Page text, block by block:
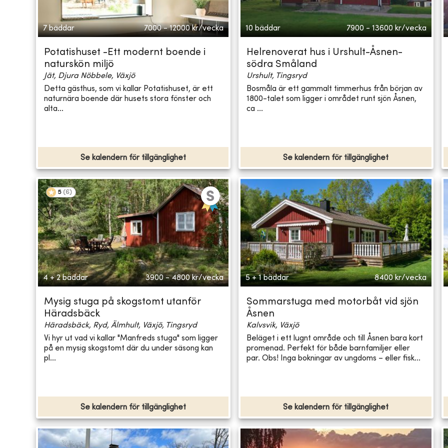
7 bäddar 7000 - 12000 kr/vecka
Potatishuset -Ett modernt boende i
naturskön miljö
Jät, Djura Nöbbele, Växjö
Detta gästhus, som vi kallar Potatishuset, är ett
naturnära boende där husets stora fönster och
alta...
Se kalendern för tillgänglighet
10 bäddar 7900 - 13600 kr/vecka
Helrenoverat hus i Urshult-Åsnen-
södra Småland
Urshult, Tingsryd
Bosmåla är ett gammalt timmerhus från början av
1800-talet som ligger i området runt sjön Åsnen,
ca ...
Se kalendern för tillgänglighet
5 (6)
4 + 2 bäddar 3900 - 4800 kr/vecka
Mysig stuga på skogstomt utanför
Häradsbäck
Häradsbäck, Ryd, Älmhult, Växjö, Tingsryd
Vi hyr ut vad vi kallar "Manfreds stuga" som ligger
på en mysig skogstomt där du under säsong kan
pl...
Se kalendern för tillgänglighet
5 + 1 bäddar 8400 kr/vecka
Sommarstuga med motorbåt vid sjön
Åsnen
Kalvsvik, Växjö
Beläget i ett lugnt område och till Åsnen bara kort
promenad. Perfekt för både barnfamiljer eller
par. Obs! Inga bokningar av ungdoms – eller fisk...
Se kalendern för tillgänglighet